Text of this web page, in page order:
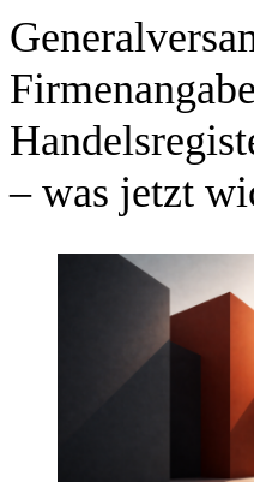
– was jetzt